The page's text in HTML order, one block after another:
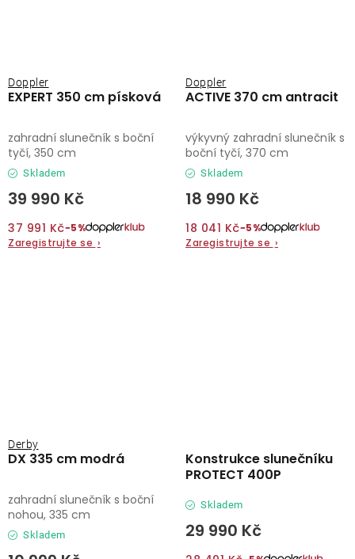
EXPERT 350 cm písková
Doppler
Skladem
39 990 Kč
37 991 Kč−5%
Zaregistrujte se ›
zahradní slunečník s boční
tyčí, 350 cm
ACTIVE 370 cm antracit
Doppler
Skladem
18 990 Kč
18 041 Kč−5%
Zaregistrujte se ›
výkyvný zahradní slunečník s
boční tyčí, 370 cm
DX 335 cm modrá
Derby
Skladem
zahradní slunečník s boční
nohou, 335 cm
Konstrukce slunečníku
PROTECT 400P
Skladem
29 990 Kč